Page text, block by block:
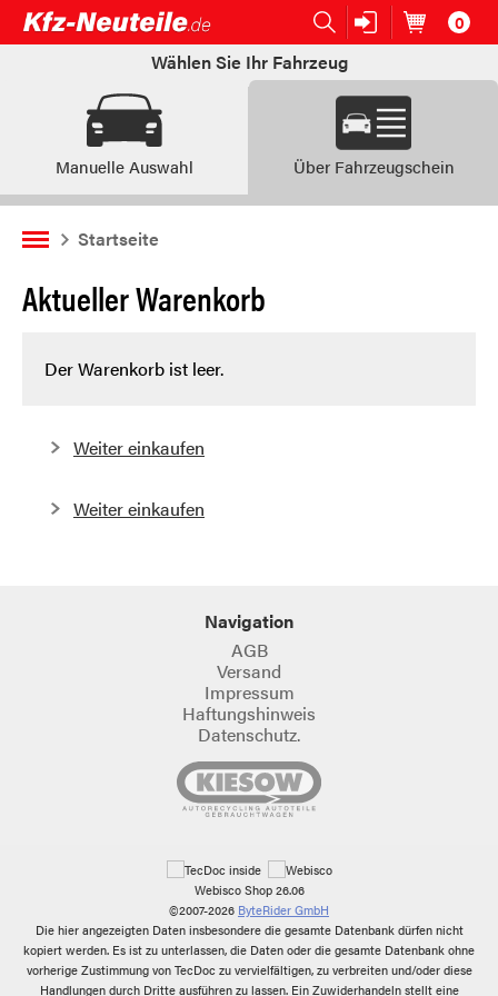
Open submenu (Ersatzteile:)
Ersatzteile: Artikel im
0
Wählen Sie Ihr Fahrzeug
Manuelle Auswahl Über Fahrzeugschein
Startseite
Aktueller Warenkorb
Der Warenkorb ist leer.
Weiter einkaufen
Weiter einkaufen
Navigation
AGB
Versand
Impressum
Haftungshinweis
Datenschutz.
Webisco Shop 26.06
©2007-2026 ByteRider GmbH
Die hier angezeigten Daten insbesondere die gesamte Datenbank dürfen nicht
kopiert werden. Es ist zu unterlassen, die Daten oder die gesamte Datenbank ohne
vorherige Zustimmung von TecDoc zu vervielfältigen, zu verbreiten und/oder diese
Handlungen durch Dritte ausführen zu lassen. Ein Zuwiderhandeln stellt eine